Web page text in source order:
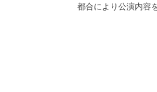
都合により公演内容